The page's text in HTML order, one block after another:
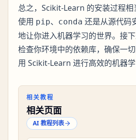
总之，Scikit-Learn 的安装过程
使用 pip、 conda 还是从源代码
地让你进入机器学习的世界。接
检查你环境中的依赖库，确保一
用 Scikit-Learn 进行高效的机器学
相关教程
相关页面
AI 教程列表